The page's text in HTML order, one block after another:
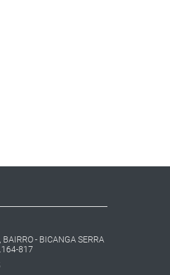
- BICANGA SERRA
817